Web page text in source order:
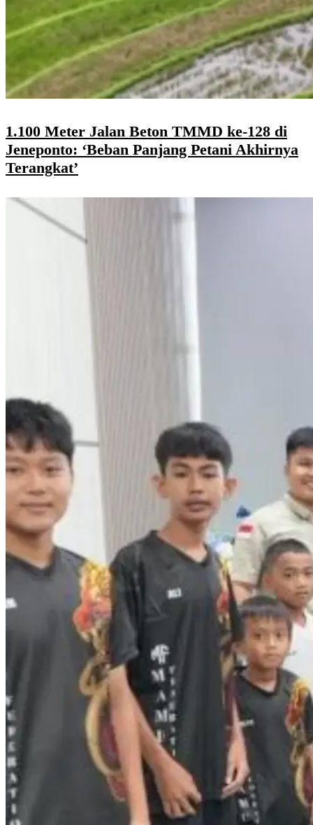
1.100 Meter Jalan Beton TMMD ke-128 di
Jeneponto: ‘Beban Panjang Petani Akhirnya
Terangkat’